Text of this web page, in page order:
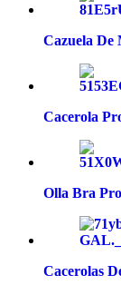
Cazuela De
Cacerola
Olla Bra
Cacerolas